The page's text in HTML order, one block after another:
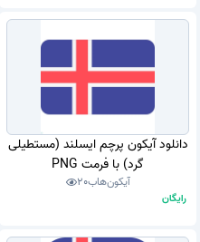
دانلود آیکون پرچم ایسلند (مستطیلی
گرد) با فرمت PNG
آیکون‌هاب20
رایگان